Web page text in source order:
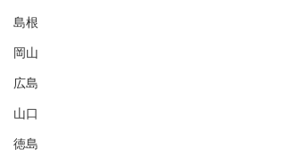
島根
岡山
広島
山口
徳島